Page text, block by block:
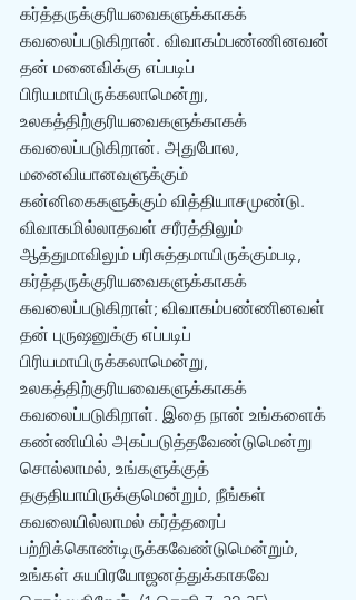
கர்த்தருக்குரியவைகளுக்காகக்
கவலைப்படுகிறான். விவாகம்பண்ணினவன்
தன் மனைவிக்கு எப்படிப்
பிரியமாயிருக்கலாமென்று,
உலகத்திற்குரியவைகளுக்காகக்
கவலைப்படுகிறான். அதுபோல,
மனைவியானவளுக்கும்
கன்னிகைகளுக்கும் வித்தியாசமுண்டு.
விவாகமில்லாதவள் சரீரத்திலும்
ஆத்துமாவிலும் பரிசுத்தமாயிருக்கும்படி,
கர்த்தருக்குரியவைகளுக்காகக்
கவலைப்படுகிறாள்; விவாகம்பண்ணினவள்
தன் புருஷனுக்கு எப்படிப்
பிரியமாயிருக்கலாமென்று,
உலகத்திற்குரியவைகளுக்காகக்
கவலைப்படுகிறாள். இதை நான் உங்களைக்
கண்ணியில் அகப்படுத்தவேண்டுமென்று
சொல்லாமல், உங்களுக்குத்
தகுதியாயிருக்குமென்றும், நீங்கள்
கவலையில்லாமல் கர்த்தரைப்
பற்றிக்கொண்டிருக்கவேண்டுமென்றும்,
உங்கள் சுயபிரயோஜனத்துக்காகவே